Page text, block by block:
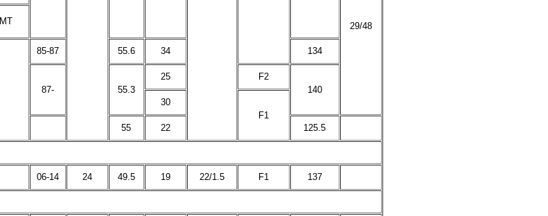
29/48
MT
85-87 55.6 34 134
87- 55.3
25
F2
140
30
F1
55 22 125.5
06-14 24 49.5 19 22/1.5 F1 137